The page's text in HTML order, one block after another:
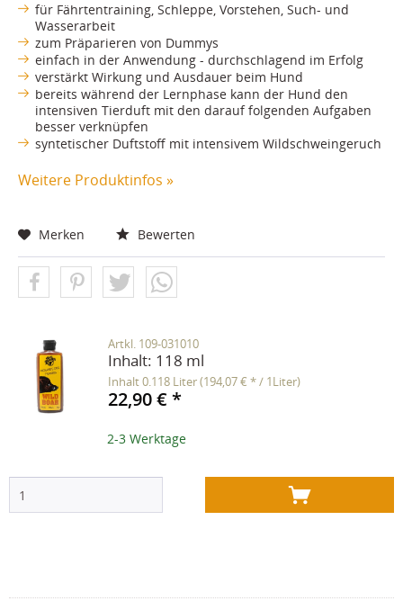
für Fährtentraining, Schleppe, Vorstehen, Such- und
Wasserarbeit
zum Präparieren von Dummys
einfach in der Anwendung - durchschlagend im Erfolg
verstärkt Wirkung und Ausdauer beim Hund
bereits während der Lernphase kann der Hund den
intensiven Tierduft mit den darauf folgenden Aufgaben
besser verknüpfen
syntetischer Duftstoff mit intensivem Wildschweingeruch
Weitere Produktinfos »
Merken Bewerten
Artkl. 109-031010
Inhalt: 118 ml
2-3 Werktage
Inhalt0.118 Liter(194,07 € * / 1Liter)
22,90 € *